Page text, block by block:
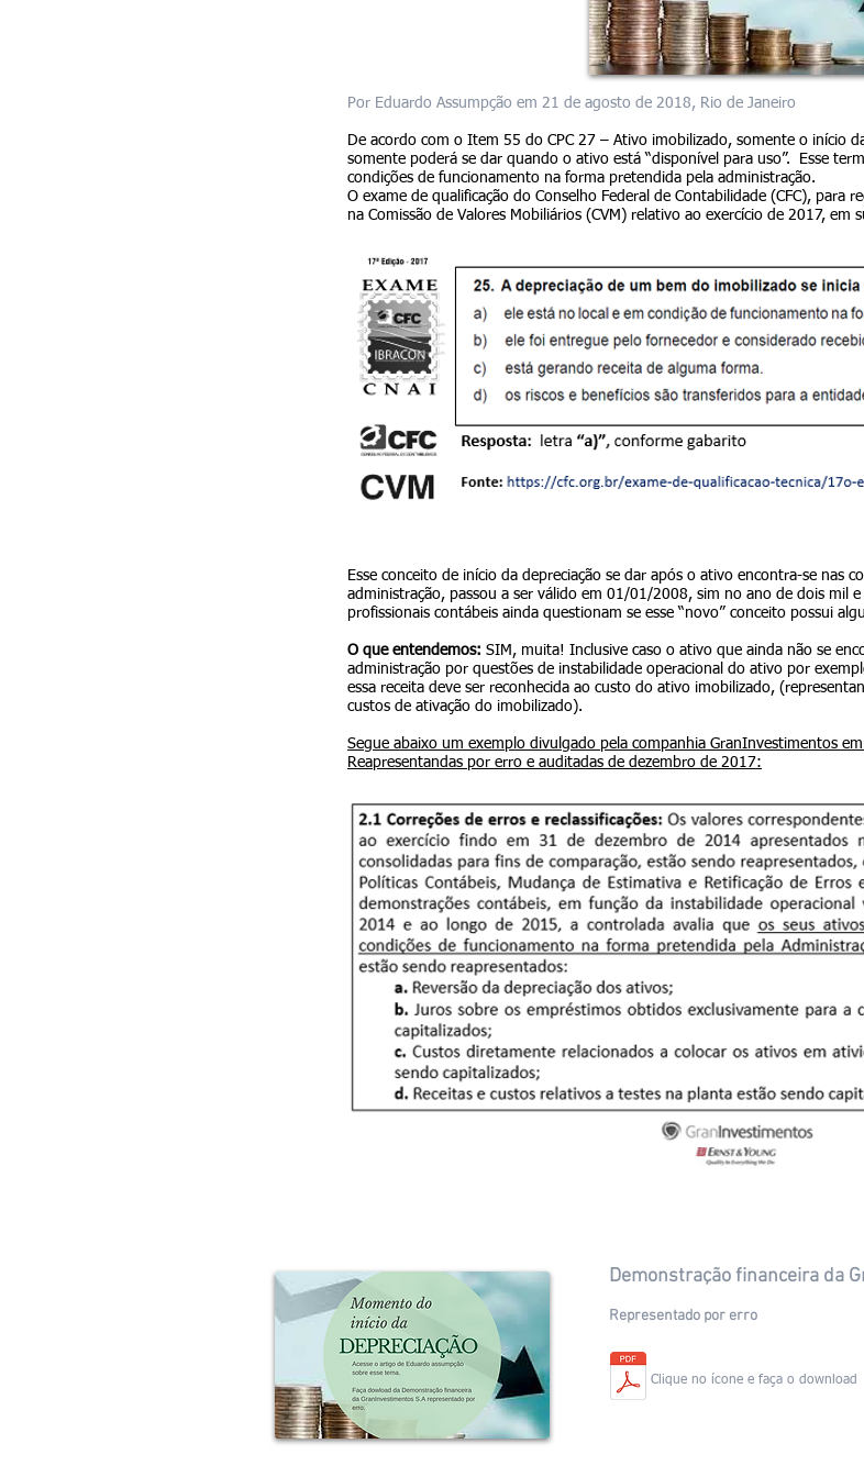
Por Eduardo Assumpção em 21 de agosto de 2018, Rio de Janeiro
De acordo com o Item 55 do CPC 27 – Ativo imobilizado, somente o início
somente poderá se dar quando o ativo está “disponível para uso”. Esse
condições de funcionamento na forma pretendida pela administração.
O exame de qualificação do Conselho Federal de Contabilidade (CFC), para
na Comissão de Valores Mobiliários (CVM) relativo ao exercício de 2017,
Esse conceito de início da depreciação se dar após o ativo encontra-se nas
administração, passou a ser válido em 01/01/2008, sim no ano de dois mil
profissionais contábeis ainda questionam se esse “novo” conceito possui
O que entendemos: SIM, muita! Inclusive caso o ativo que ainda não se
administração por questões de instabilidade operacional do ativo por
essa receita deve ser reconhecida ao custo do ativo imobilizado,
custos de ativação do imobilizado).
Segue abaixo um exemplo divulgado pela companhia GranInvestimentos
Reapresentandas por erro e auditadas de dezembro de 2017:
Demonstração financeira da
Representado por erro
Clique no ícone e faça o download